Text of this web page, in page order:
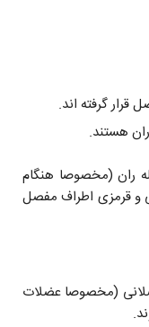
گرفته اند.
هستند.
ران (مخصوصا هنگام
و قرمزی اطراف مفصل
(مخصوصا عضلات